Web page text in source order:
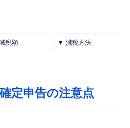
税額 ▼ 減税方法
定申告の注意点